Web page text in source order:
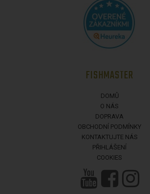
FISHMASTER
DOMŮ
O NÁS
DOPRAVA
OBCHODNÍ PODMÍNKY
KONTAKTUJTE NÁS
PŘIHLÁŠENÍ
COOKIES